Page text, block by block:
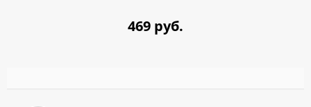
469 руб.